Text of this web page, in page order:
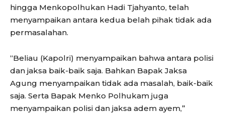
hingga Menkopolhukan Hadi Tjahyanto, telah
menyampaikan antara kedua belah pihak tidak ada
permasalahan.
“Beliau (Kapolri) menyampaikan bahwa antara polisi
dan jaksa baik-baik saja. Bahkan Bapak Jaksa
Agung menyampaikan tidak ada masalah, baik-baik
saja. Serta Bapak Menko Polhukam juga
menyampaikan polisi dan jaksa adem ayem,”